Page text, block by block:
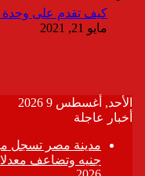
كيف تقدم على وحدة
مايو 21, 2021